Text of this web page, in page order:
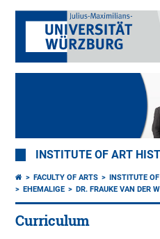
INSTITUTE OF ART
FACULTY OF ARTS INSTITUTE
EHEMALIGE
DR. FRAUKE VAN DER
Curriculum